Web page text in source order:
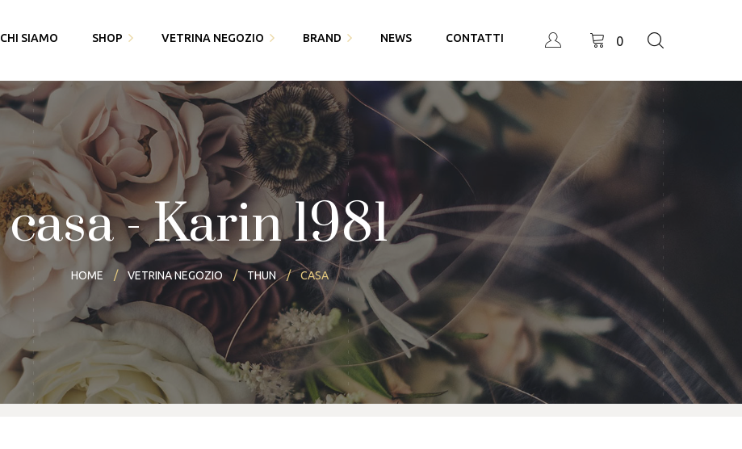
CHI SIAMO SHOP
Fedi Polello
Bracciali saldati e gioielli
permanenti
Bomboniere
Partecipazioni
I miei dati
VETRINA NEGOZIO
Gioiello
Piquadro
Swarovski
Thun
Bracciali saldati e gioielli
permanenti
BRAND
Cingomma
Gioielleria Karin1981
Maserati
Paciotti 4US
Piquadro
Polello
Alisia
Swarovski
NEWS CONTATTI 0
casa - Karin 1981
HOME VETRINA NEGOZIO THUN CASA